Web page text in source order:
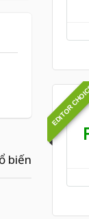
EDITOR
biến